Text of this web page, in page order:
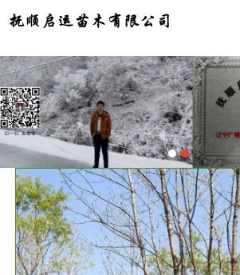
首页 公司介绍 苗木展示 新闻动态